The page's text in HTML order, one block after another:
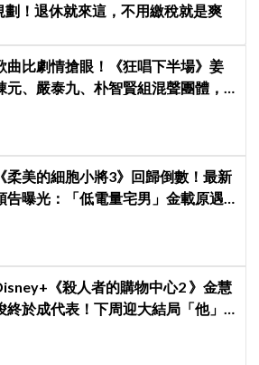
！退休就來這，不用繳稅就是爽
曲比劇情搶眼！《狂唱下半場》姜
元、嚴泰九、朴智賢組混聲團體，
《柔美的細胞小將3》回歸倒數！最新
告曝光：「低電量宅男」金載原遇
《殺人者的購物中心2 》金慧
終於成代表！下周迎大結局「他」